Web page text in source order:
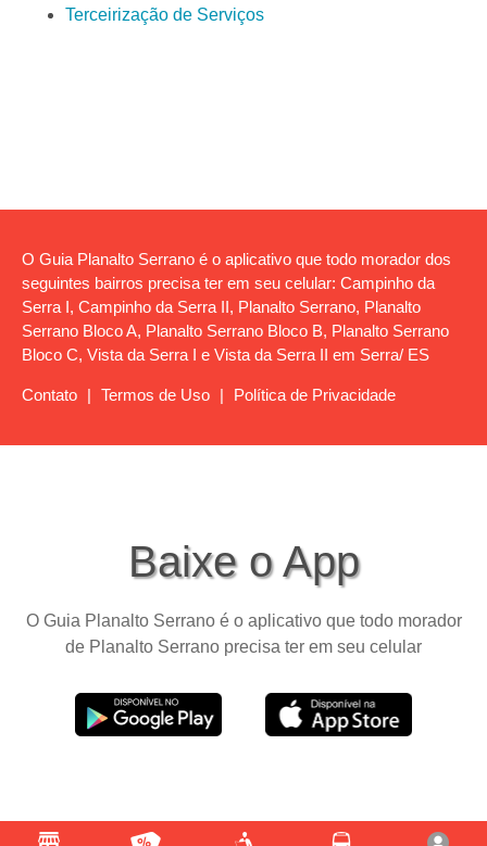
Terceirização de Serviços
O Guia Planalto Serrano é o aplicativo que todo morador dos
seguintes bairros precisa ter em seu celular: Campinho da
Serra I, Campinho da Serra II, Planalto Serrano, Planalto
Serrano Bloco A, Planalto Serrano Bloco B, Planalto Serrano
Bloco C, Vista da Serra I e Vista da Serra II em Serra/ ES
Contato | Termos de Uso | Política de Privacidade
Baixe o App
O Guia Planalto Serrano é o aplicativo que todo morador
de Planalto Serrano precisa ter em seu celular